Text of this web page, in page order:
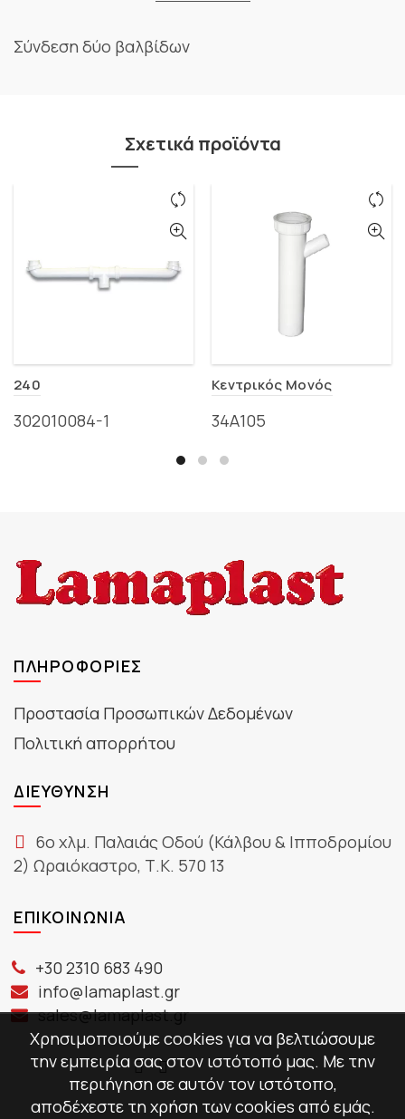
Σύνδεση δύο βαλβίδων
Σχετικά προϊόντα
240
302010084-1
Κεντρικός Μονός
34Α105
ΠΛΗΡΟΦΟΡΊΕΣ
Προστασία Προσωπικών Δεδομένων
Πολιτική απορρήτου
ΔΙΕΎΘΥΝΣΗ
6ο χλμ. Παλαιάς Οδού (Κάλβου & Ιπποδρομίου
2) Ωραιόκαστρο, Τ.Κ. 570 13
ΕΠΙΚΟΙΝΩΝΊΑ
+30 2310 683 490
info@lamaplast.gr
sales@lamaplast.gr
Χρησιμοποιούμε cookies για να βελτιώσουμε
την εμπειρία σας στον ιστότοπό μας. Με την
περιήγηση σε αυτόν τον ιστότοπο,
αποδέχεστε τη χρήση των cookies από εμάς.